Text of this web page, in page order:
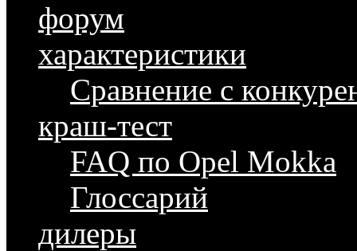
форум
характеристики
Сравнение с
краш-тест
FAQ по Opel Mokka
Глоссарий
дилеры